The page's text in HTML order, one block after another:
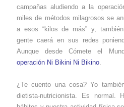
campañas aludiendo a la
miles de métodos milagrosos se
a esos “kilos de más” y,
gente caerá en sus redes
Aunque desde Cómete el
operación Ni Bikini Ni Bikino
¿Te cuento una cosa? Yo
dietista-nutricionista. Es normal.